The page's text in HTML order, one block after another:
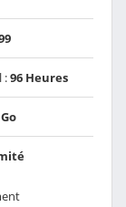
:96 Heures